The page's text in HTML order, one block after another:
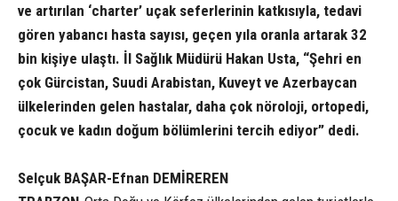
ve artırılan ‘charter’ uçak seferlerinin katkısıyla, tedavi
gören yabancı hasta sayısı, geçen yıla oranla artarak 32
bin kişiye ulaştı. İl Sağlık Müdürü Hakan Usta, “Şehri en
çok Gürcistan, Suudi Arabistan, Kuveyt ve Azerbaycan
ülkelerinden gelen hastalar, daha çok nöroloji, ortopedi,
çocuk ve kadın doğum bölümlerini tercih ediyor” dedi.
Selçuk BAŞAR-Efnan DEMİREREN